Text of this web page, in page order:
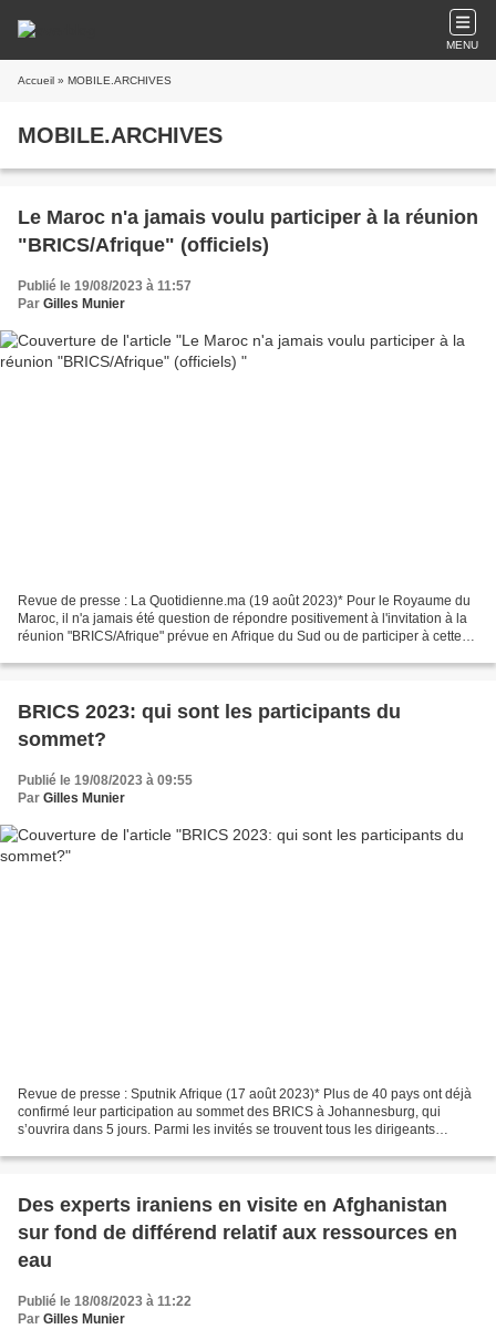
MENU
Accueil » MOBILE.ARCHIVES
MOBILE.ARCHIVES
Le Maroc n'a jamais voulu participer à la réunion
"BRICS/Afrique" (officiels)
Publié le 19/08/2023 à 11:57
Par Gilles Munier
Revue de presse : La Quotidienne.ma (19 août 2023)* Pour le Royaume du
Maroc, il n'a jamais été question de répondre positivement à l'invitation à la
réunion "BRICS/Afrique" prévue en Afrique du Sud ou de participer à cette
BRICS 2023: qui sont les participants du
sommet?
Publié le 19/08/2023 à 09:55
Par Gilles Munier
Revue de presse : Sputnik Afrique (17 août 2023)* Plus de 40 pays ont déjà
confirmé leur participation au sommet des BRICS à Johannesburg, qui
s’ouvrira dans 5 jours. Parmi les invités se trouvent tous les dirigeants
Des experts iraniens en visite en Afghanistan
sur fond de différend relatif aux ressources en
eau
Publié le 18/08/2023 à 11:22
Par Gilles Munier